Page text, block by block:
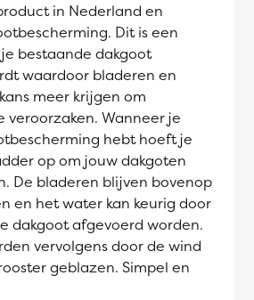
in Nederland en
Dit is een
bestaande dakgoot
waardoor bladeren en
meer krijgen om
veroorzaken. Wanneer je
hebt hoeft je
op om jouw dakgoten
De bladeren blijven bovenop
en het water kan keurig door
dakgoot afgevoerd worden.
vervolgens door de wind
geblazen. Simpel en